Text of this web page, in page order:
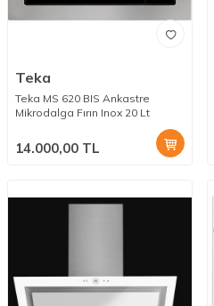
Teka
Teka MS 620 BIS Ankastre
Mikrodalga Fırın Inox 20 Lt
14.000,00 TL